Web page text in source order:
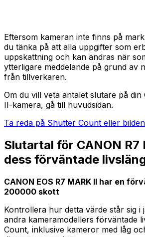
Eftersom kameran inte finns på
du tänka på att alla uppgifter som
uppskattning och kan ändras när
ytterligare meddelande på grund av
från tillverkaren.
Om du vill veta antalet slutare på din
II-kamera, gå till huvudsidan.
Ta reda på Shutter Count eller
Slutartal för CANON R7
dess förväntade
CANON EOS R7 MARK II har en
200000 skott
Kontrollera hur detta värde står sig i
andra kameramodellers förväntade
Count, inklusive kameror med låg